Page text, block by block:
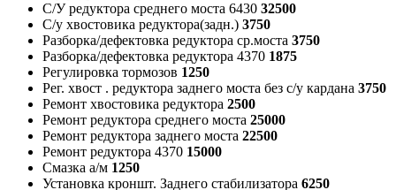
С/У редуктора среднего моста 6430 32500
С/у хвостовика редуктора(задн.) 3750
Разборка/дефектовка редуктора ср.моста 3750
Разборка/дефектовка редуктора 4370 1875
Регулировка тормозов 1250
Рег. хвост . редуктора заднего моста без с/у кардана 3750
Ремонт хвостовика редуктора 2500
Ремонт редуктора среднего моста 25000
Ремонт редуктора заднего моста 22500
Ремонт редуктора 4370 15000
Смазка а/м 1250
Установка кроншт. Заднего стабилизатора 6250